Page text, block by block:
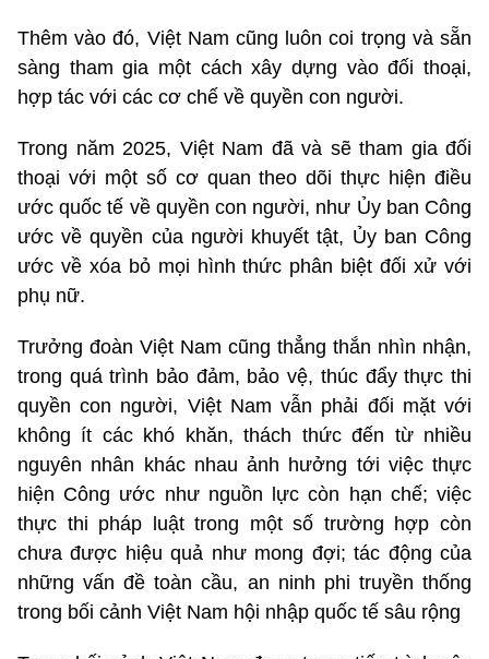
Thêm vào đó, Việt Nam cũng luôn coi trọng và sẵn
sàng tham gia một cách xây dựng vào đối thoại,
hợp tác với các cơ chế về quyền con người.
Trong năm 2025, Việt Nam đã và sẽ tham gia đối
thoại với một số cơ quan theo dõi thực hiện điều
ước quốc tế về quyền con người, như Ủy ban Công
ước về quyền của người khuyết tật, Ủy ban Công
ước về xóa bỏ mọi hình thức phân biệt đối xử với
phụ nữ.
Trưởng đoàn Việt Nam cũng thẳng thắn nhìn nhận,
trong quá trình bảo đảm, bảo vệ, thúc đẩy thực thi
quyền con người, Việt Nam vẫn phải đối mặt với
không ít các khó khăn, thách thức đến từ nhiều
nguyên nhân khác nhau ảnh hưởng tới việc thực
hiện Công ước như nguồn lực còn hạn chế; việc
thực thi pháp luật trong một số trường hợp còn
chưa được hiệu quả như mong đợi; tác động của
những vấn đề toàn cầu, an ninh phi truyền thống
trong bối cảnh Việt Nam hội nhập quốc tế sâu rộng